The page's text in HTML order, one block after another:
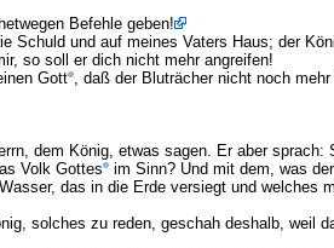
Befehle geben!
Schuld und auf meines Vaters Haus; der
so soll er dich nicht mehr angreifen!
Gott , daß der Bluträcher nicht noch
dem König, etwas sagen. Er aber sprach:
Volk Gottes im Sinn? Und mit dem, was
das in die Erde versiegt und welches
solches zu reden, geschah deshalb,